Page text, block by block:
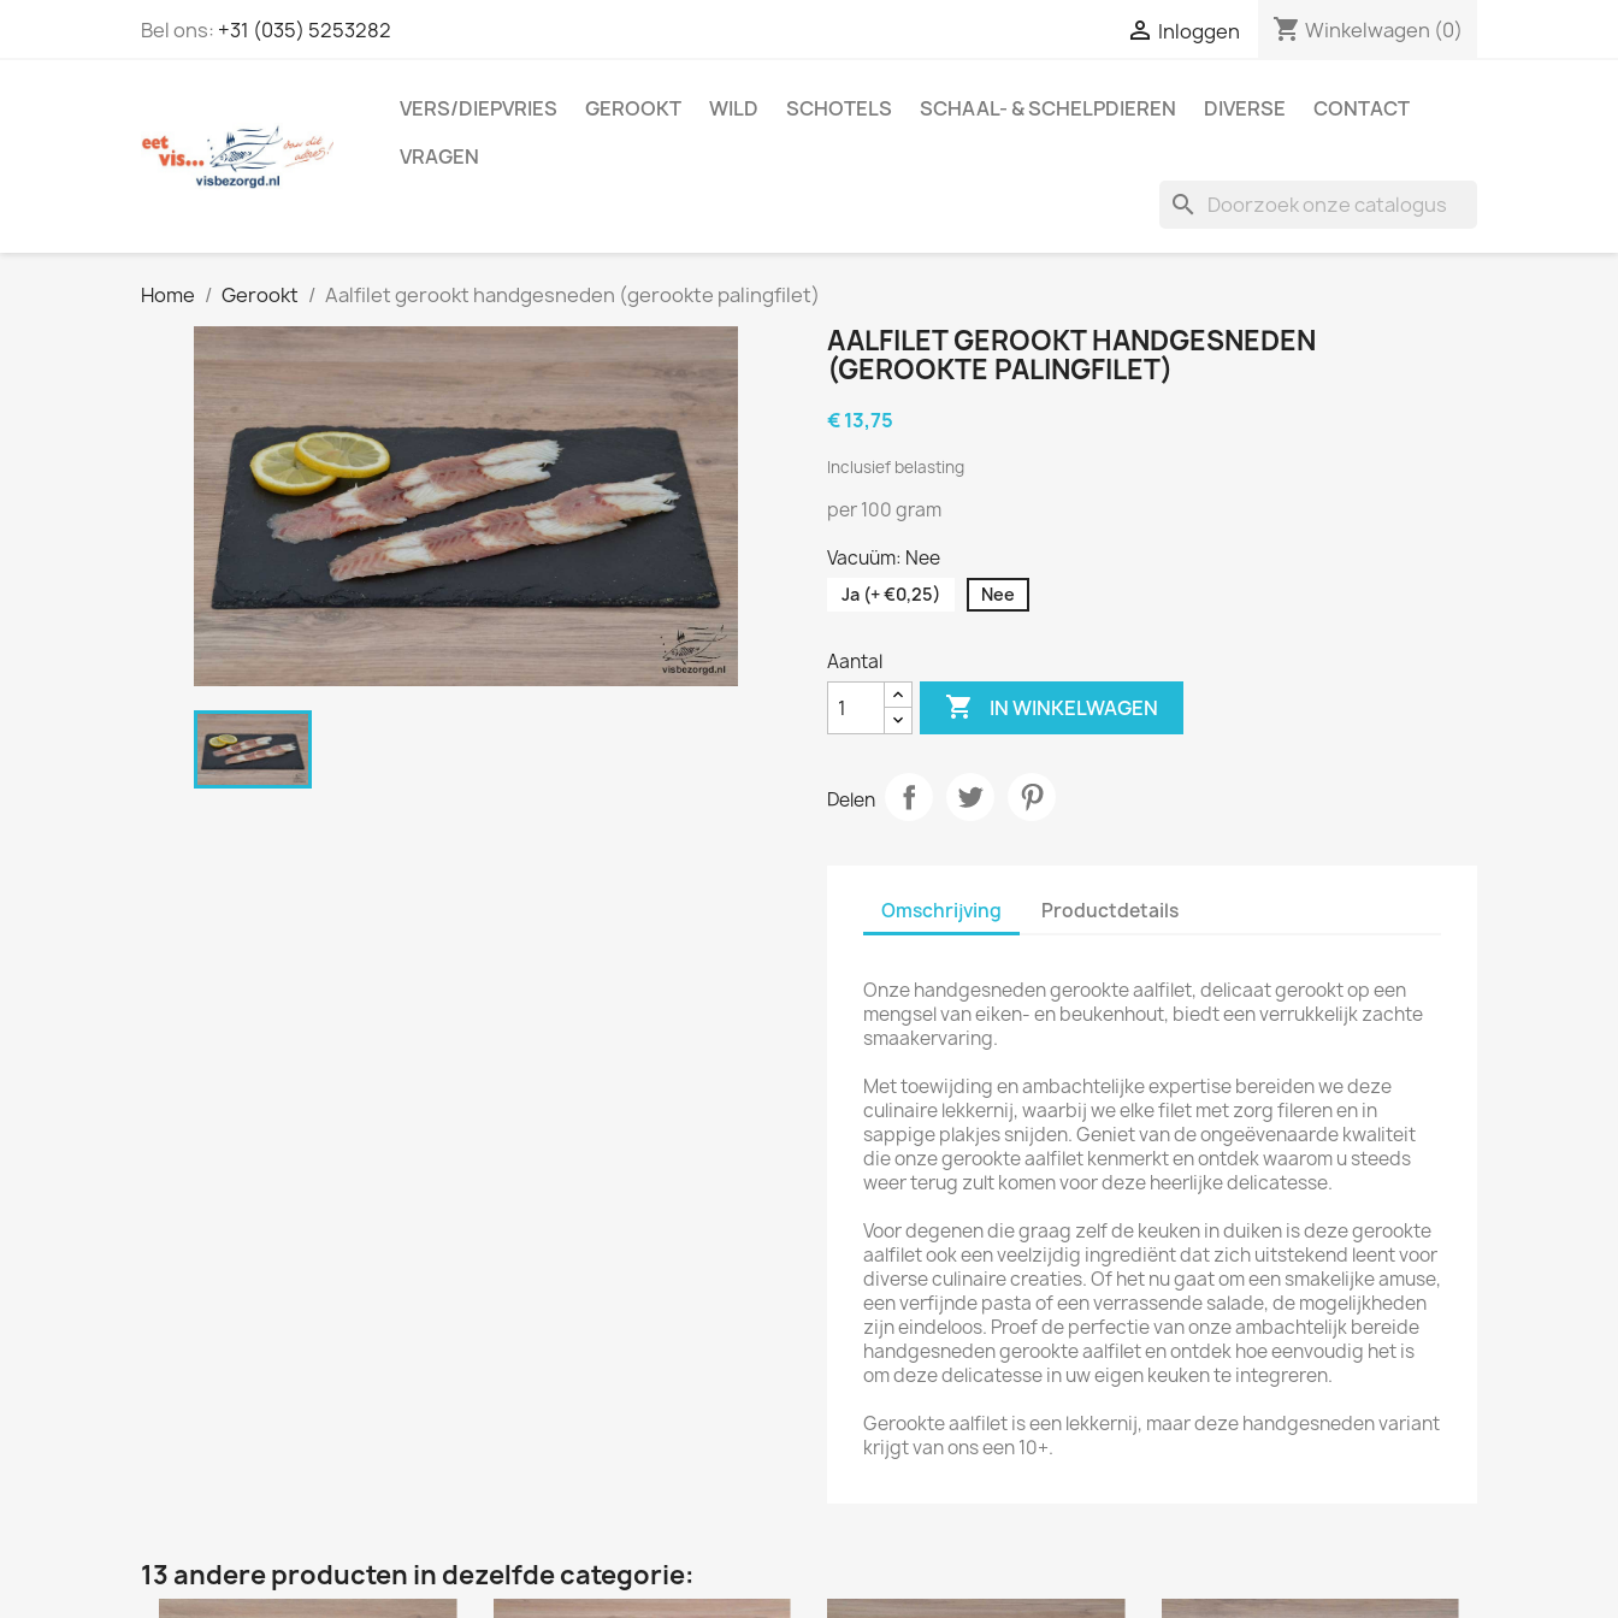
Bel ons: +31 (035) 5253282  Inloggen shopping_cart Winkelwagen (0)
VERS/DIEPVRIES GEROOKT WILD SCHOTELS SCHAAL- & SCHELPDIEREN DIVERSE
CONTACT
VRAGEN
search
Home Gerookt Aalfilet gerookt handgesneden (gerookte palingfilet)
AALFILET GEROOKT HANDGESNEDEN
(GEROOKTE PALINGFILET)
€ 13,75
Inclusief belasting
per 100 gram
Vacuüm: Nee
Ja (+ €0,25) Nee
Aantal
 IN WINKELWAGEN
Delen
Omschrijving Productdetails
Onze handgesneden gerookte aalfilet, delicaat gerookt op een
mengsel van eiken- en beukenhout, biedt een verrukkelijk zachte
smaakervaring.
Met toewijding en ambachtelijke expertise bereiden we deze
culinaire lekkernij, waarbij we elke filet met zorg fileren en in
sappige plakjes snijden. Geniet van de ongeëvenaarde kwaliteit
die onze gerookte aalfilet kenmerkt en ontdek waarom u steeds
weer terug zult komen voor deze heerlijke delicatesse.
Voor degenen die graag zelf de keuken in duiken is deze gerookte
aalfilet ook een veelzijdig ingrediënt dat zich uitstekend leent voor
diverse culinaire creaties. Of het nu gaat om een smakelijke amuse,
een verfijnde pasta of een verrassende salade, de mogelijkheden
zijn eindeloos. Proef de perfectie van onze ambachtelijk bereide
handgesneden gerookte aalfilet en ontdek hoe eenvoudig het is
om deze delicatesse in uw eigen keuken te integreren.
Gerookte aalfilet is een lekkernij, maar deze handgesneden variant
krijgt van ons een 10+.
13 andere producten in dezelfde categorie: